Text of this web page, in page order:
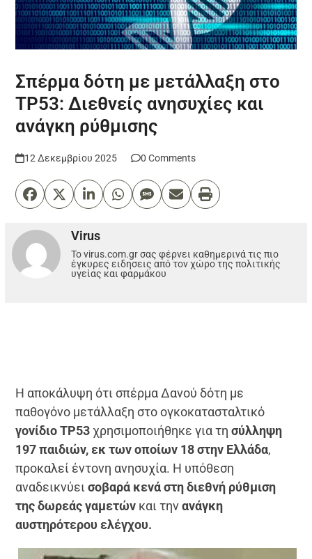
Σπέρμα δότη με μετάλλαξη στο
TP53: Διεθνείς ανησυχίες και
ανάγκη ρύθμισης
12 Δεκεμβρίου 2025 0 Comments
Virus
Το virus.com.gr σας φέρνει καθημερινά τις πιο
έγκυρες ειδησεις από τον χώρο της πολιτικής
υγείας και φαρμάκου
Η αποκάλυψη ότι σπέρμα Δανού δότη με
παθογόνο μετάλλαξη στο ογκοκατασταλτικό
γονίδιο TP53χρησιμοποιήθηκε για τη σύλληψη
197 παιδιών, εκ των οποίων 18 στην Ελλάδα,
προκαλεί έντονη ανησυχία. Η υπόθεση
αναδεικνύει σοβαρά κενά στη διεθνή ρύθμιση
της δωρεάς γαμετών και τηνανάγκη
αυστηρότερου ελέγχου.